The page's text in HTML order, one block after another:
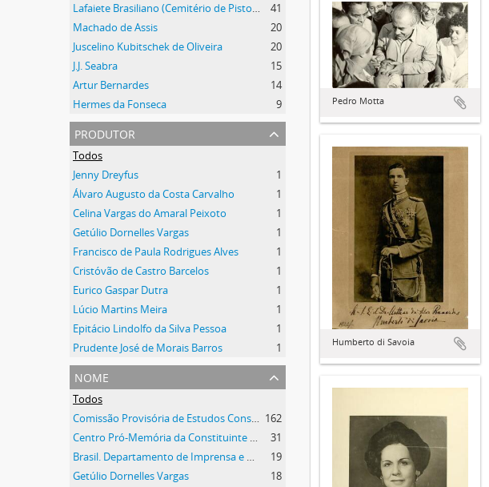
Lafaiete Brasiliano (Cemitério de Pistoia)
41
Machado de Assis
20
Juscelino Kubitschek de Oliveira
20
J.J. Seabra
15
Artur Bernardes
14
Hermes da Fonseca
9
produtor
Todos
Jenny Dreyfus
1
Álvaro Augusto da Costa Carvalho
1
Celina Vargas do Amaral Peixoto
1
Getúlio Dornelles Vargas
1
Francisco de Paula Rodrigues Alves
1
Cristóvão de Castro Barcelos
1
Eurico Gaspar Dutra
1
Lúcio Martins Meira
1
Epitácio Lindolfo da Silva Pessoa
1
Prudente José de Morais Barros
1
nome
Todos
Comissão Provisória de Estudos Constitucionais (CEC) 162
Centro Pró-Memória da Constituinte (CPMC)
31
Brasil. Departamento de Imprensa e Propaganda
19
Getúlio Dornelles Vargas
18
Pedro Motta
Humberto di Savoia